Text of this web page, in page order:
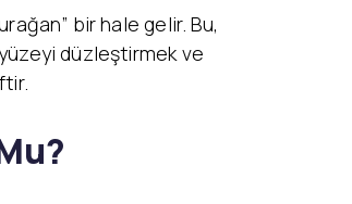
bir hale gelir. Bu,
düzleştirmek ve